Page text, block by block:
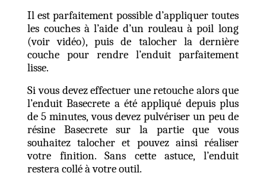
Il est parfaitement possible d’appliquer toutes
les couches à l’aide d’un rouleau à poil long
(voir vidéo), puis de talocher la dernière
couche pour rendre l’enduit parfaitement
lisse.
Si vous devez effectuer une retouche alors que
l’enduit Basecrete a été appliqué depuis plus
de 5 minutes,vous devez pulvériser un peu de
résine Basecrete sur la partie que vous
souhaitez talocher et pouvez ainsi réaliser
votre finition. Sans cette astuce, l’enduit
restera collé à votre outil.